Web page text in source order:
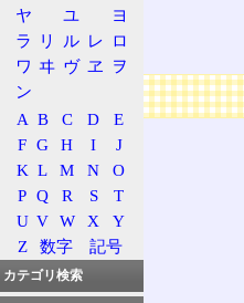
レーザー
LD
広告
ヤ
ユ
ヨ
ラ
リ ル レ ロ
ワ ヰ ヴ ヱ
ヲ
ン
A B C D
E
F G H I
J
K L M N
O
P Q R S
T
U V W X
Y
Z
数字 記号
カテゴリ検索